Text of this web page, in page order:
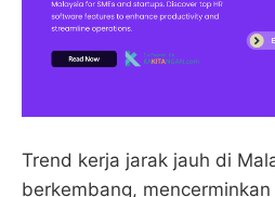
Trend kerja jarak jauh di
berkembang,